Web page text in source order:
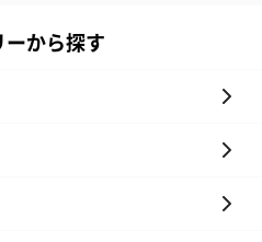
花束ハンドタ
ーから探す